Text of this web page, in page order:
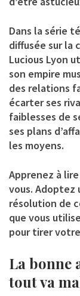
Dans la série
diffusée sur la
Lucious Lyon
son empire
des relations
écarter ses
faiblesses de
ses plans
les moyens.
Apprenez à
vous. Adoptez
résolution de
que vous
pour tirer
La bonne
tout va